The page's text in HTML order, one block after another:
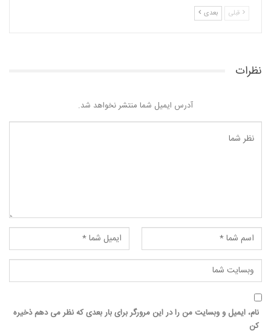
قبلی بعدی
نظرات
آدرس ایمیل شما منتشر نخواهد شد.
نام، ایمیل و وبسایت من را در این مرورگر برای بار بعدی که نظر می دهم ذخیره
کن